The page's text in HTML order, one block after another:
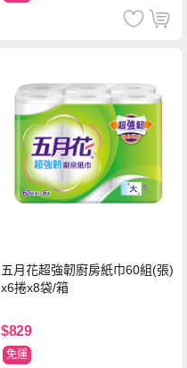
五月花超強韌廚房紙巾60組(張)
x6捲x8袋/箱
$829
免運